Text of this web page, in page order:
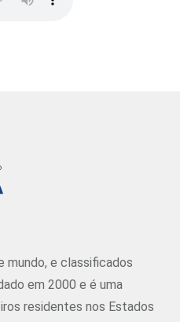
mundo, e classificados
em 2000 e é uma
residentes nos Estados